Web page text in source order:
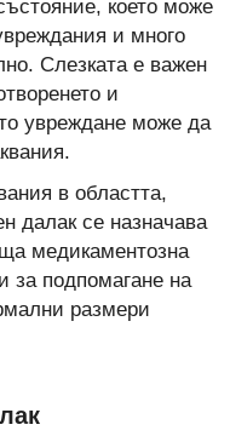
което може
и много
Слезката е важен
и
увреждане може да
в областта,
далак се назначава
медикаментозна
за подпомагане на
размери